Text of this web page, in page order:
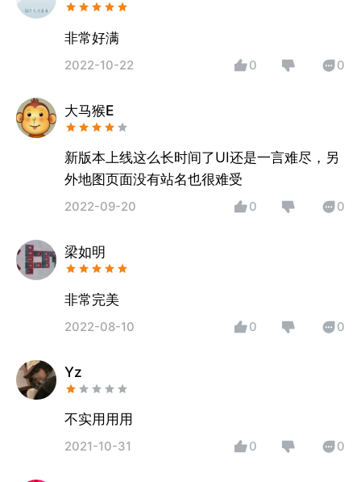
非常好满
2022-10-22 0 0
大马猴E
新版本上线这么长时间了UI还是一言难尽，另
外地图页面没有站名也很难受
2022-09-20 0 0
梁如明
非常完美
2022-08-10 0 0
Yz
不实用用用
2021-10-31 0 0